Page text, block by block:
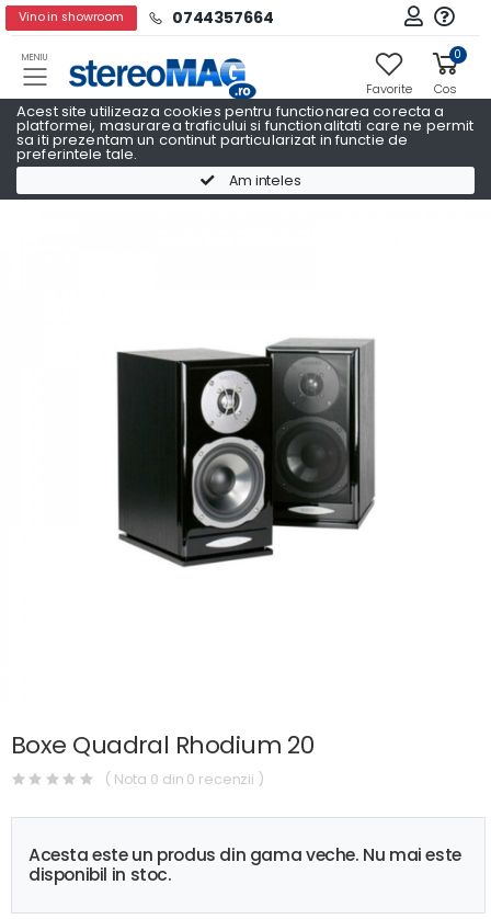
Acest site utilizeaza cookies pentru functionarea corecta a
platformei, masurarea traficului si functionalitati care ne permit
sa iti prezentam un continut particularizat in functie de
preferintele tale.
Am inteles
Vino in showroom 0744357664
MENIU
Favorite
0
Cos
Boxe raft QUADRAL
Boxe Quadral Rhodium 20
( Nota 0 din 0 recenzii )
Acesta este un produs din gama veche. Nu mai este
disponibil in stoc.